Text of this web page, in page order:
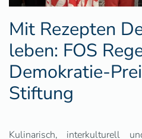
Mit Rezepten
leben: FOS
Demokratie-
Stiftung
Kulinarisch, interkulturell